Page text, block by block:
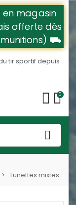
magasin
offerte dès
munitions) ⛟
tir sportif depuis
0
Lunettes mixtes